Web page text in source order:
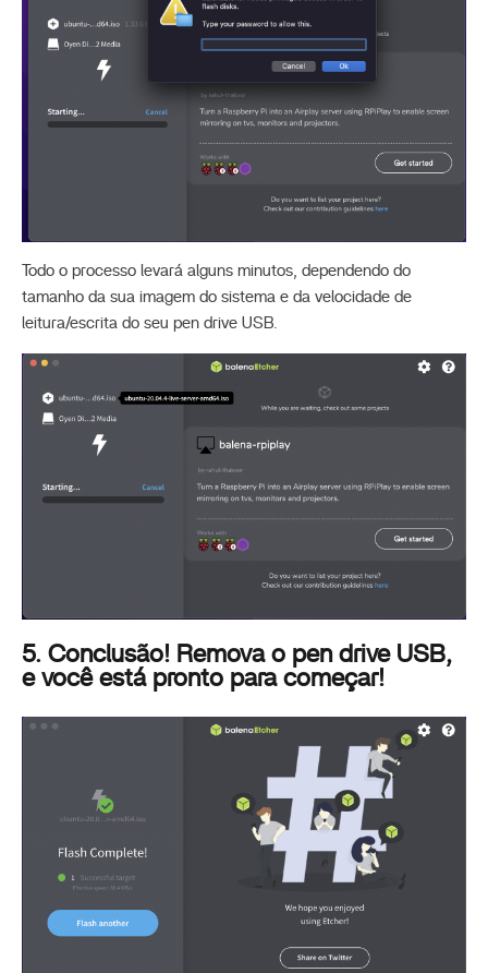
Todo o processo levará alguns minutos, dependendo do
tamanho da sua imagem do sistema e da velocidade de
leitura/escrita do seu pen drive USB.
5. Conclusão! Remova o pen drive USB,
e você está pronto para começar!